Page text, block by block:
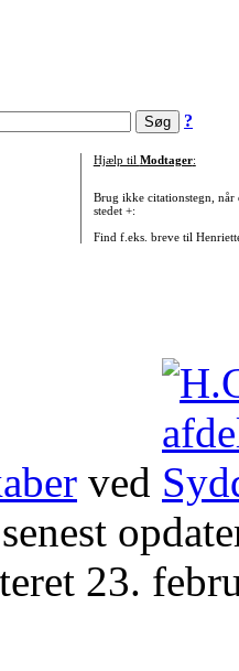
?
Hjælp til Modtager:
Brug ikke citationstegn, når
stedet +:
Find f.eks. breve til
ved
23.